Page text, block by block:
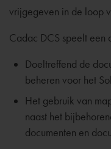
vrijgegeven in de loop
Cadac DCS speelt een
Doeltreffend de
beheren voor het
Het gebruik van
naast het
documenten en